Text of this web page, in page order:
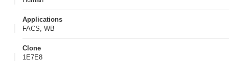
Applications
FACS, WB
Clone
1E7E8